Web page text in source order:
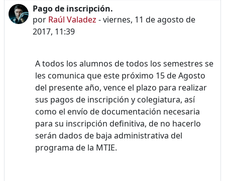
Pago de inscripción.
por Raúl Valadez -viernes, 11 de agosto de
2017, 11:39
Número de respuestas: 0
A todos los alumnos de todos los semestres se
les comunica que este próximo 15 de Agosto
del presente año, vence el plazo para realizar
sus pagos de inscripción y colegiatura, así
como el envío de documentación necesaria
para su inscripción definitiva, de no hacerlo
serán dados de baja administrativa del
programa de la MTIE.